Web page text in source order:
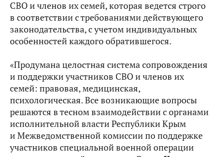
СВО и членов их семей, которая ведется строго
в соответствии с требованиями действующего
законодательства, с учетом индивидуальных
особенностей каждого обратившегося.
«Продумана целостная система сопровождения
и поддержки участников СВО и членов их
семей: правовая, медицинская,
психологическая. Все возникающие вопросы
решаются в тесном взаимодействии с органами
исполнительной власти Республики Крым
и Межведомственной комиссии по поддержке
участников специальной военной операции